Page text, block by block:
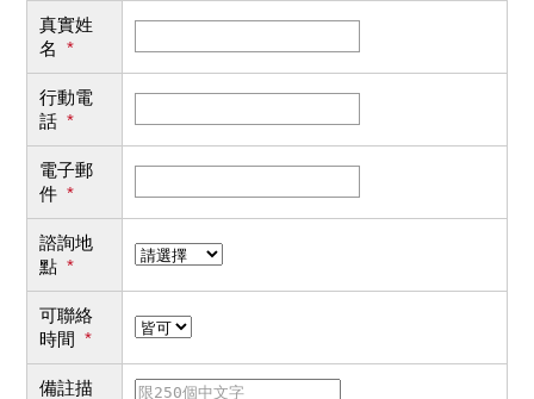
真實姓
名 *
行動電
話 *
電子郵
件 *
諮詢地
點 *
可聯絡
時間 *
備註描